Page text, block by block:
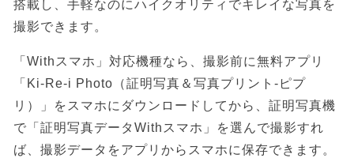
搭載し、手軽なのにハイクオリティでキレイな写真を
撮影できます。
「Withスマホ」対応機種なら、撮影前に無料アプリ
「Ki-Re-i Photo（証明写真＆写真プリント-ピプ
リ）」をスマホにダウンロードしてから、証明写真機
で「証明写真データWithスマホ」を選んで撮影すれ
ば、撮影データをアプリからスマホに保存できます。